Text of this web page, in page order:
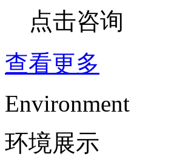
点击咨询
查看更多
Environment
环境展示